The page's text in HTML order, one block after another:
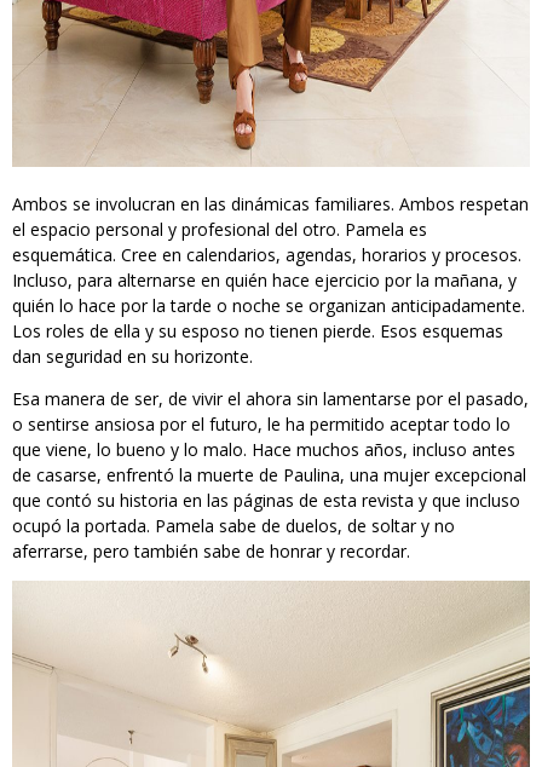
Ambos se involucran en las dinámicas familiares. Ambos respetan
el espacio personal y profesional del otro. Pamela es
esquemática. Cree en calendarios, agendas, horarios y procesos.
Incluso, para alternarse en quién hace ejercicio por la mañana, y
quién lo hace por la tarde o noche se organizan anticipadamente.
Los roles de ella y su esposo no tienen pierde. Esos esquemas
dan seguridad en su horizonte.
Esa manera de ser, de vivir el ahora sin lamentarse por el pasado,
o sentirse ansiosa por el futuro, le ha permitido aceptar todo lo
que viene, lo bueno y lo malo. Hace muchos años, incluso antes
de casarse, enfrentó la muerte de Paulina, una mujer excepcional
que contó su historia en las páginas de esta revista y que incluso
ocupó la portada. Pamela sabe de duelos, de soltar y no
aferrarse, pero también sabe de honrar y recordar.